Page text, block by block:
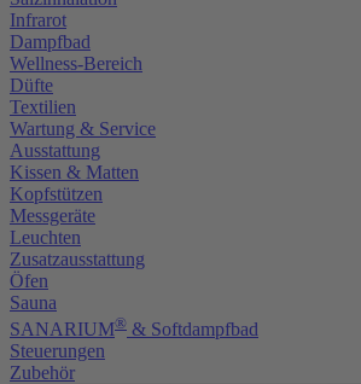
Infrarot
Dampfbad
Wellness-Bereich
Düfte
Textilien
Wartung & Service
Ausstattung
Kissen & Matten
Kopfstützen
Messgeräte
Leuchten
Zusatzausstattung
Öfen
Sauna
SANARIUM® & Softdampfbad
Steuerungen
Zubehör